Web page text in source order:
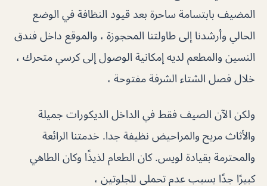
المضيف بابتسامة ساحرة بعد قيود النظافة في الوضع
الحالي وأرشدنا إلى طاولتنا المحجوزة ، والموقع داخل فندق
النسين والمطعم لديه إمكانية الوصول إلى كرسي متحرك ،
خلال فصل الشتاء الشرفة مفتوحة ،
ولكن الآن الصيف فقط في الداخل الديكورات جميلة
والأثاث مريح والمراحيض نظيفة جدا. خدمتنا الرائعة
والمحترمة بقيادة لويس. كان الطعام لذيذًا وكان الطاهي
كبيرًا جدًا بسبب عدم تحملي للجلوتين ،